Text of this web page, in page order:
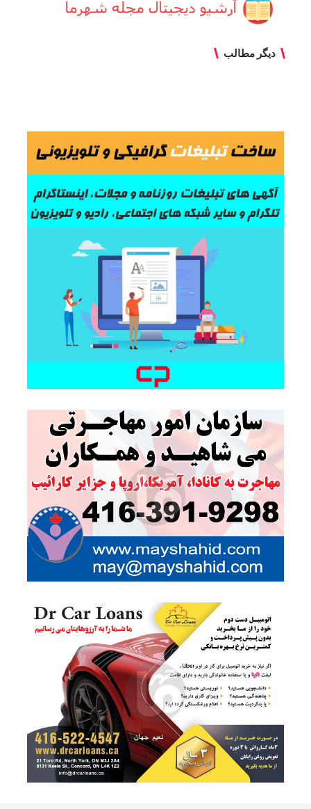
دیگر مطالب